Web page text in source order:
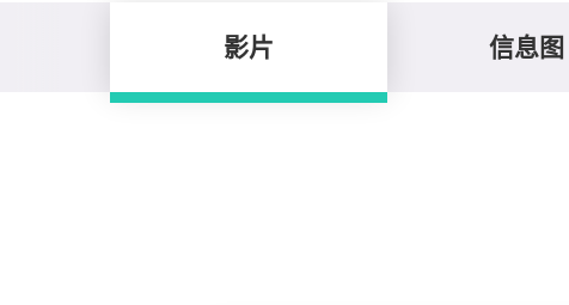
影片 信息图